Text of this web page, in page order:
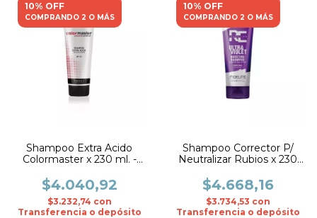
10% OFF
COMPRANDO 2 O MÁS
Shampoo Extra Acido
Colormaster x 230 ml. -
$4.040,92
$3.232,74 con
Transferencia o depósito
10% OFF
COMPRANDO 2 O MÁS
Shampoo Corrector P/
Neutralizar Rubios x 230
$4.668,16
$3.734,53 con
Transferencia o depósito